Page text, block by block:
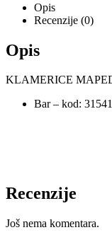
Opis
Recenzije (0)
Opis
KLAMERICE
Bar – kod:
Recenzije
Još nema komentara.